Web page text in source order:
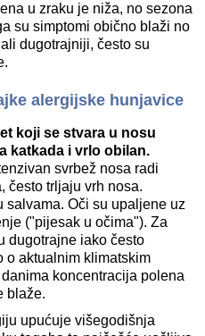
u zraku je niža, no sezona
su simptomi obično blaži no
dugotrajniji, često su
alergijske hunjavice
koji se stvara u nosu
katkada i vrlo obilan.
svrbež nosa radi
često trljaju vrh nosa.
salvama. Oči su upaljene uz
("pijesak u očima"). Za
dugotrajne iako često
o aktualnim klimatskim
koncentracija polena
blaže.
upućuje višegodišnja